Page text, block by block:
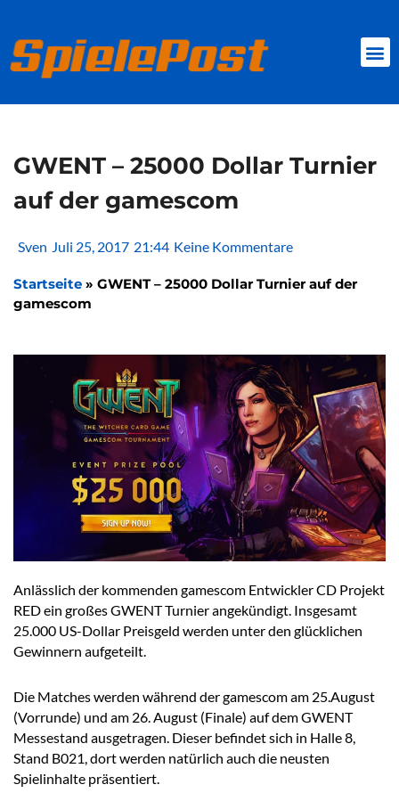
springen
GWENT – 25000 Dollar Turnier
auf der gamescom
Sven Juli 25, 2017 21:44 Keine Kommentare
Startseite » GWENT – 25000 Dollar Turnier auf der
gamescom
Anlässlich der kommenden gamescom Entwickler CD Projekt
RED ein großes GWENT Turnier angekündigt. Insgesamt
25.000 US-Dollar Preisgeld werden unter den glücklichen
Gewinnern aufgeteilt.
Die Matches werden während der gamescom am 25.August
(Vorrunde) und am 26. August (Finale) auf dem GWENT
Messestand ausgetragen. Dieser befindet sich in Halle 8,
Stand B021, dort werden natürlich auch die neusten
Spielinhalte präsentiert.